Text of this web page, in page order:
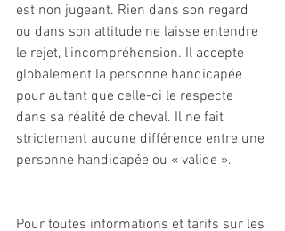
est non jugeant. Rien dans son regard
ou dans son attitude ne laisse entendre
le rejet, l’incompréhension. Il accepte
globalement la personne handicapée
pour autant que celle-ci le respecte
dans sa réalité de cheval. Il ne fait
strictement aucune différence entre une
personne handicapée ou « valide ».
Pour toutes informations et tarifs sur les